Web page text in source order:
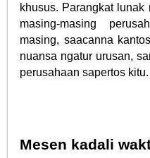
khusus. Parangkat
masing-masing
masing, saacanna
nuansa ngatur urusan,
perusahaan sapertos kitu.
Mesen kadali